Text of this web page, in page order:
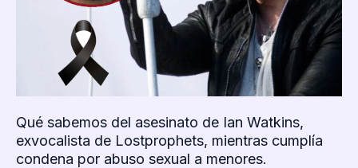
Qué sabemos del asesinato de Ian Watkins,
exvocalista de Lostprophets, mientras cumplía
condena por abuso sexual a menores.